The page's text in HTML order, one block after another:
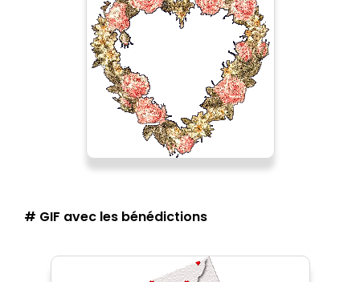
# GIF avec les bénédictions